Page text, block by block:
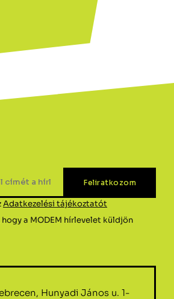
Adatkezelési tájékoztatót
a MODEM hírlevelet küldjön
Hunyadi János u. 1-